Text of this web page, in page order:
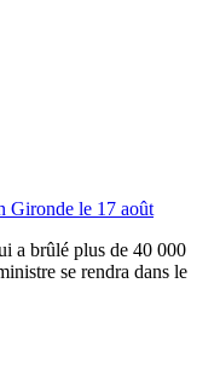
Gironde le 17 août
a brûlé plus de 40 000
se rendra dans le